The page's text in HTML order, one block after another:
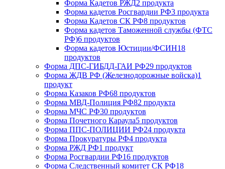
Форма Кадетов РЖД2 продукта
Форма кадетов Росгвардии РФ3 продукта
Форма Кадетов СК РФ8 продуктов
Форма кадетов Таможенной службы (ФТС
РФ)6 продуктов
Форма кадетов Юстиции/ФСИН18
продуктов
Форма ДПС-ГИБДД-ГАИ РФ29 продуктов
Форма ЖДВ РФ (Железнодорожные войска)1
продукт
Форма Казаков РФ68 продуктов
Форма МВД-Полиция РФ82 продукта
Форма МЧС РФ30 продуктов
Форма Почетного Караула5 продуктов
Форма ППС-ПОЛИЦИИ РФ24 продукта
Форма Прокуратуры РФ4 продукта
Форма РЖД РФ1 продукт
Форма Росгвардии РФ16 продуктов
Форма Следственный комитет СК РФ18